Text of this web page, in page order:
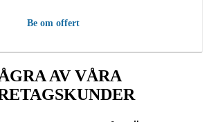
Be om offert
AV VÅRA